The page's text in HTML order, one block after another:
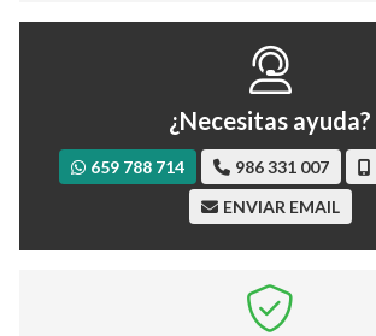
¿Necesitas ayuda?
659 788 714 986 331 007
ENVIAR EMAIL